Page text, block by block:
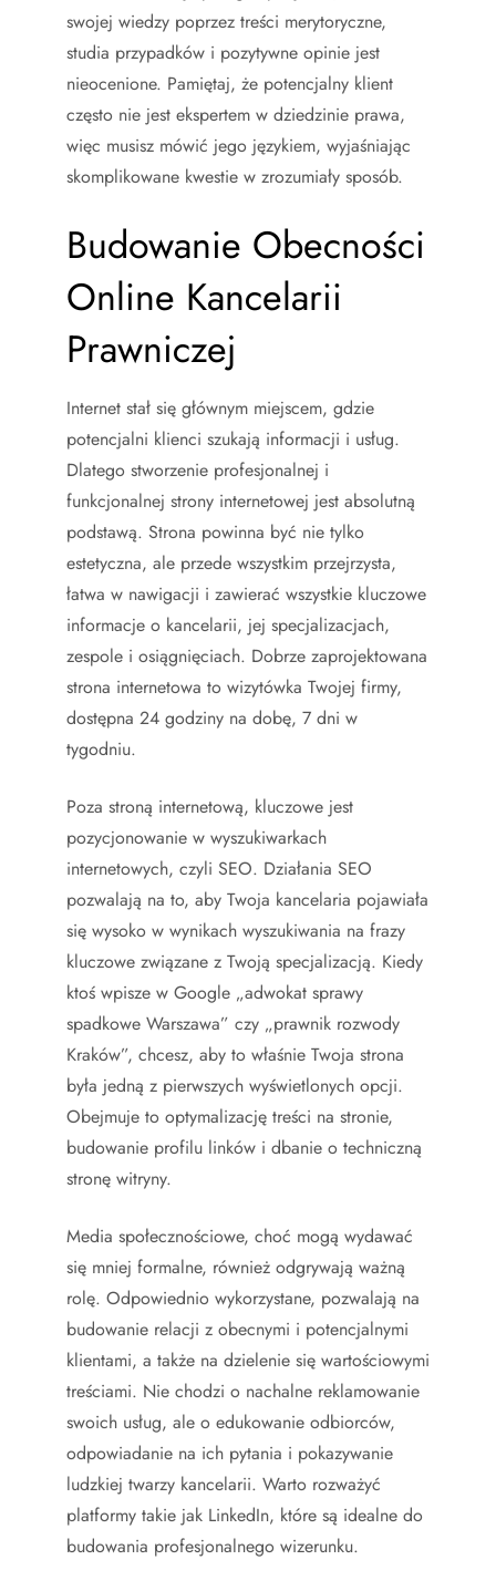
swojej wiedzy poprzez treści merytoryczne,
studia przypadków i pozytywne opinie jest
nieocenione. Pamiętaj, że potencjalny klient
często nie jest ekspertem w dziedzinie prawa,
więc musisz mówić jego językiem, wyjaśniając
skomplikowane kwestie w zrozumiały sposób.
Budowanie Obecności
Online Kancelarii
Prawniczej
Internet stał się głównym miejscem, gdzie
potencjalni klienci szukają informacji i usług.
Dlatego stworzenie profesjonalnej i
funkcjonalnej strony internetowej jest absolutną
podstawą. Strona powinna być nie tylko
estetyczna, ale przede wszystkim przejrzysta,
łatwa w nawigacji i zawierać wszystkie kluczowe
informacje o kancelarii, jej specjalizacjach,
zespole i osiągnięciach. Dobrze zaprojektowana
strona internetowa to wizytówka Twojej firmy,
dostępna 24 godziny na dobę, 7 dni w
tygodniu.
Poza stroną internetową, kluczowe jest
pozycjonowanie w wyszukiwarkach
internetowych, czyli SEO. Działania SEO
pozwalają na to, aby Twoja kancelaria pojawiała
się wysoko w wynikach wyszukiwania na frazy
kluczowe związane z Twoją specjalizacją. Kiedy
ktoś wpisze w Google „adwokat sprawy
spadkowe Warszawa” czy „prawnik rozwody
Kraków”, chcesz, aby to właśnie Twoja strona
była jedną z pierwszych wyświetlonych opcji.
Obejmuje to optymalizację treści na stronie,
budowanie profilu linków i dbanie o techniczną
stronę witryny.
Media społecznościowe, choć mogą wydawać
się mniej formalne, również odgrywają ważną
rolę. Odpowiednio wykorzystane, pozwalają na
budowanie relacji z obecnymi i potencjalnymi
klientami, a także na dzielenie się wartościowymi
treściami. Nie chodzi o nachalne reklamowanie
swoich usług, ale o edukowanie odbiorców,
odpowiadanie na ich pytania i pokazywanie
ludzkiej twarzy kancelarii. Warto rozważyć
platformy takie jak LinkedIn, które są idealne do
budowania profesjonalnego wizerunku.